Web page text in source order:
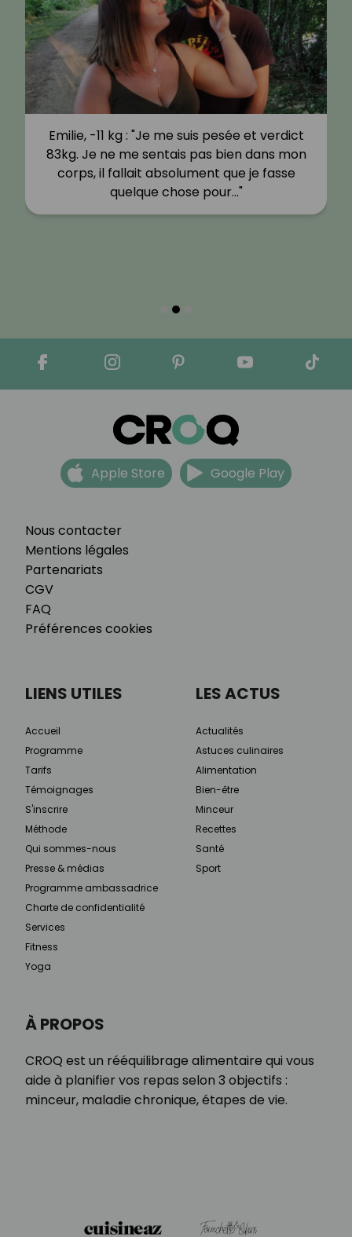
Emilie, -11 kg : "Je me suis pesée et verdict
83kg. Je ne me sentais pas bien dans mon
corps, il fallait absolument que je fasse
quelque chose pour…"
Nous contacter
Mentions légales
Partenariats
CGV
FAQ
Préférences cookies
Apple Store Google Play
À PROPOS
CROQ est un rééquilibrage alimentaire qui vous
aide à planifier vos repas selon 3 objectifs :
minceur, maladie chronique, étapes de vie.
LIENS UTILES
Accueil
Programme
Tarifs
Témoignages
S'inscrire
Méthode
Qui sommes-nous
Presse & médias
Programme ambassadrice
Charte de confidentialité
Services
Fitness
Yoga
LES ACTUS
Actualités
Astuces culinaires
Alimentation
Bien-être
Minceur
Recettes
Santé
Sport